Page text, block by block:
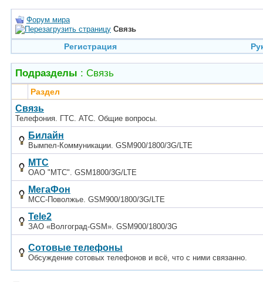
Форум мира
Связь
Регистрация
Подразделы : Связь
Раздел
Связь
Телефония. ГТС. АТС. Общие вопросы.
Билайн
Вымпел-Коммуникации. GSM900/1800/3G/LTE
МТС
ОАО "МТС". GSM1800/3G/LTE
МегаФон
МСС-Поволжье. GSM900/1800/3G/LTE
Tele2
ЗАО «Волгоград-GSM». GSM900/1800/3G
Сотовые телефоны
Обсуждение сотовых телефонов и всё, что с ними связанно.